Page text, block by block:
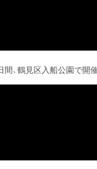
、鶴見区入船公園で開